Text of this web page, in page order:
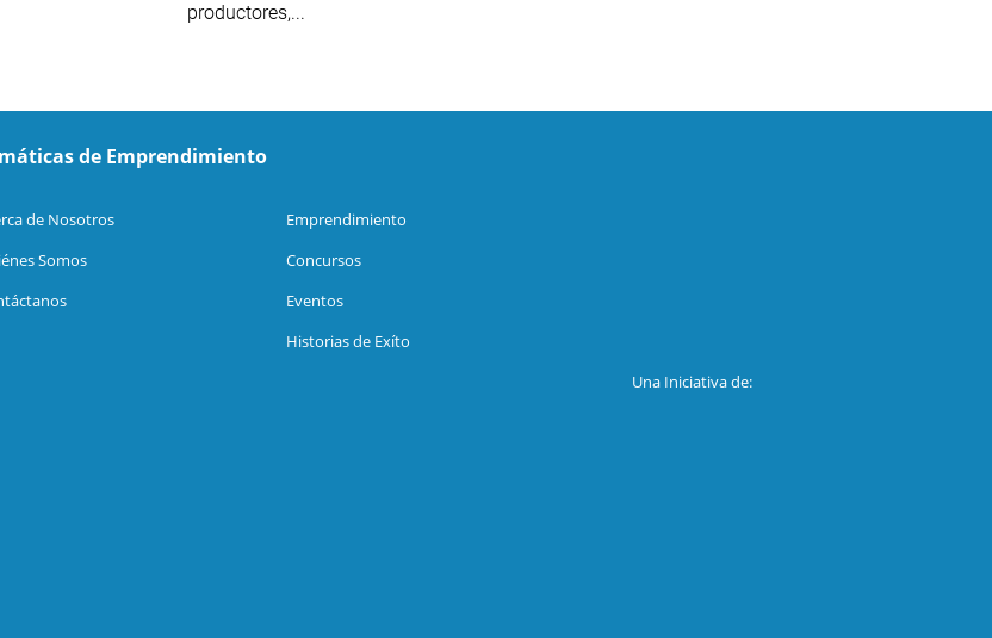
productores,...
de Emprendimiento
de Nosotros
Somos
Emprendimiento
Concursos
Eventos
Historias de Exíto
Una Iniciativa de: